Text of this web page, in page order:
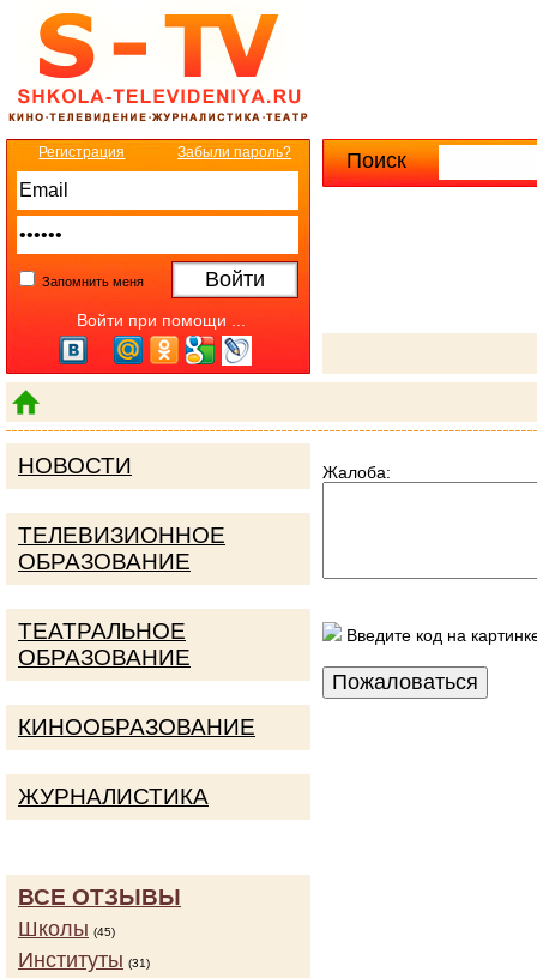
Поиск
Регистрация Забыли пароль?
Запомнить меня
Войти при помощи ...
Жалоба:
Введите код на
НОВОСТИ
ТЕЛЕВИЗИОННОЕ
ОБРАЗОВАНИЕ
ТЕАТРАЛЬНОЕ
ОБРАЗОВАНИЕ
КИНООБРАЗОВАНИЕ
ЖУРНАЛИСТИКА
ВСЕ ОТЗЫВЫ
Школы (45)
Институты (31)